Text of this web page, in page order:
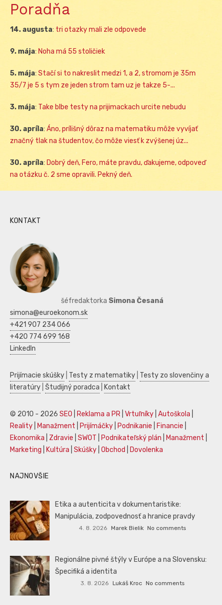
Poradňa
14. augusta: tri otazky mali zle odpovede
9. mája: Noha má 55 stoličiek
5. mája: Stačí si to nakreslit medzi 1, a 2, stromom je 35m
35/7 je 5 s tym ze jeden strom tam uz je takze 5-...
3. mája: Take blbe testy na prijimackach urcite nebudu
30. apríla: Áno, prílišný dôraz na matematiku môže vyvíjať
značný tlak na študentov, čo môže viesť k zvýšenej úz...
30. apríla: Dobrý deň, Fero, máte pravdu, ďakujeme, odpoveď
na otázku č. 2 sme opravili. Pekný deň.
KONTAKT
šéfredaktorka Simona Česaná
simona@euroekonom.sk
+421 907 234 066
+420 774 699 168
LinkedIn
Prijímacie skúšky Testy z matematiky Testy zo slovenčiny a
literatúry Študijný poradca Kontakt
© 2010 - 2026 SEO Reklama a PR Vrtuľníky Autoškola
Reality
Manažment Prijímáčky Podnikanie Financie
Ekonomika
Zdravie SWOT Podnikateľský plán Manažment
Marketing
Kultúra Skúšky Obchod Dovolenka
NAJNOVŠIE
Etika a autenticita v dokumentaristike:
Manipulácia, zodpovednosť a hranice pravdy
4. 8. 2026 Marek Bielik No comments
Regionálne pivné štýly v Európe a na Slovensku:
Špecifiká a identita
3. 8. 2026 Lukáš Kroc No comments